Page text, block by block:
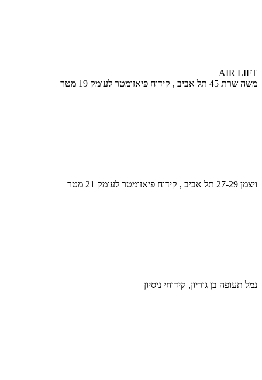
AIR LIFT
משה שרת 45 תל אביב , קידוח פיאזומטר לעומק 19 מטר
ויצמן 27-29 תל אביב , קידוח פיאזומטר לעומק 21 מטר
נמל תעופה בן גוריון, קידוחי ניסיון